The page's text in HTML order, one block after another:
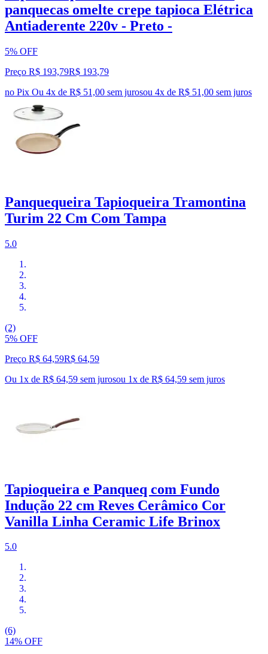
panquecas omelte crepe tapioca Elétrica
Antiaderente 220v - Preto -
5% OFF
Preço R$ 193,79R$ 193,79
no Pix Ou 4x de R$ 51,00 sem jurosou 4x de R$ 51,00 sem juros
Panquequeira Tapioqueira Tramontina
Turim 22 Cm Com Tampa
5.0
(2)
5% OFF
Preço R$ 64,59R$ 64,59
Ou 1x de R$ 64,59 sem jurosou 1x de R$ 64,59 sem juros
Tapioqueira e Panqueq com Fundo
Indução 22 cm Reves Cerâmico Cor
Vanilla Linha Ceramic Life Brinox
5.0
(6)
14% OFF